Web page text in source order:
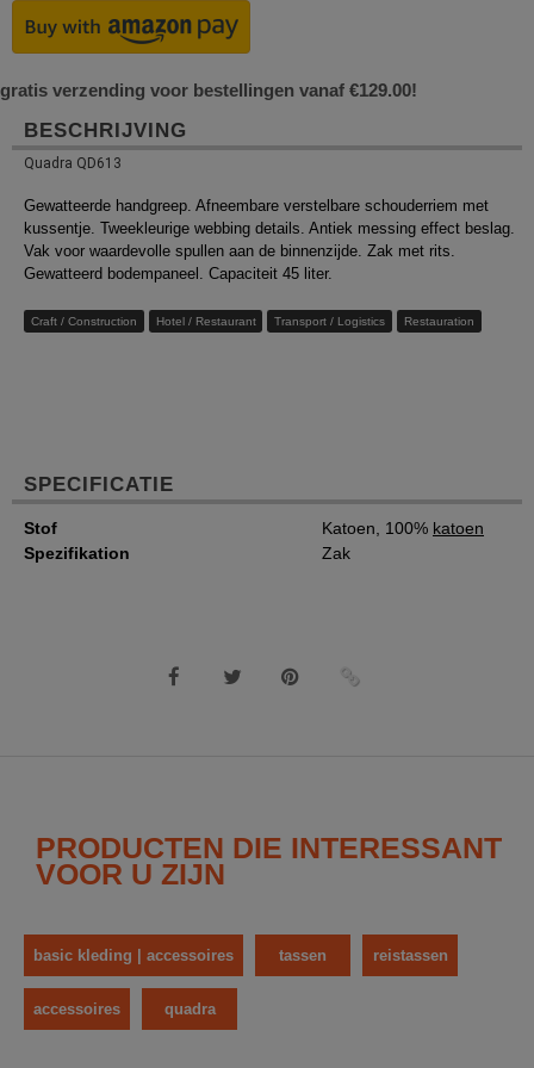
gratis verzending voor bestellingen vanaf €129.00!
BESCHRIJVING
Quadra QD613
Gewatteerde handgreep. Afneembare verstelbare schouderriem met
kussentje. Tweekleurige webbing details. Antiek messing effect beslag.
Vak voor waardevolle spullen aan de binnenzijde. Zak met rits.
Gewatteerd bodempaneel. Capaciteit 45 liter.
Craft / Construction Hotel / Restaurant Transport / Logistics Restauration
SPECIFICATIE
Stof Katoen, 100% katoen
Spezifikation
Zak
PRODUCTEN DIE INTERESSANT
VOOR U ZIJN
basic kleding | accessoires tassen reistassen
accessoires quadra